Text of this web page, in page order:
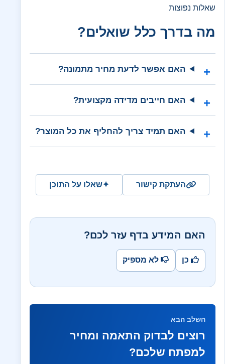
שאלות נפוצות
מה בדרך כלל שואלים?
האם אפשר לדעת מחיר מתמונה?
האם חייבים מדידה מקצועית?
האם תמיד צריך להחליף את כל המוצר?
העתקת קישור ✦שאלו על התוכן
האם המידע בדף עזר לכם?
כן לא מספיק
השלב הבא
רוצים לבדוק התאמה ומחיר
למפתח שלכם?